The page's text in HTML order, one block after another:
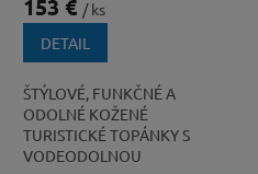
153 € / ks
DETAIL
ŠTÝLOVÉ, FUNKČNÉ A
ODOLNÉ KOŽENÉ
TURISTICKÉ TOPÁNKY S
VODEODOLNOU